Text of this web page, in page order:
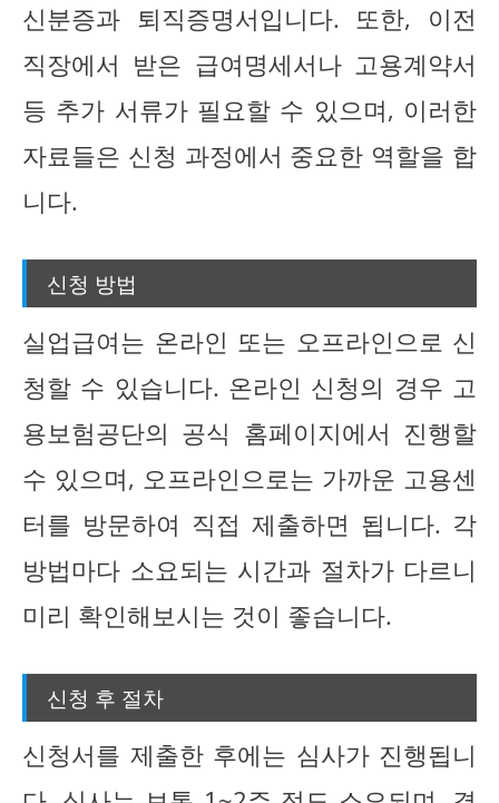
신분증과 퇴직증명서입니다. 또한, 이전
직장에서 받은 급여명세서나 고용계약서
등 추가 서류가 필요할 수 있으며, 이러한
자료들은 신청 과정에서 중요한 역할을 합
니다.
신청 방법
실업급여는 온라인 또는 오프라인으로 신
청할 수 있습니다. 온라인 신청의 경우 고
용보험공단의 공식 홈페이지에서 진행할
수 있으며, 오프라인으로는 가까운 고용센
터를 방문하여 직접 제출하면 됩니다. 각
방법마다 소요되는 시간과 절차가 다르니
미리 확인해보시는 것이 좋습니다.
신청 후 절차
신청서를 제출한 후에는 심사가 진행됩니